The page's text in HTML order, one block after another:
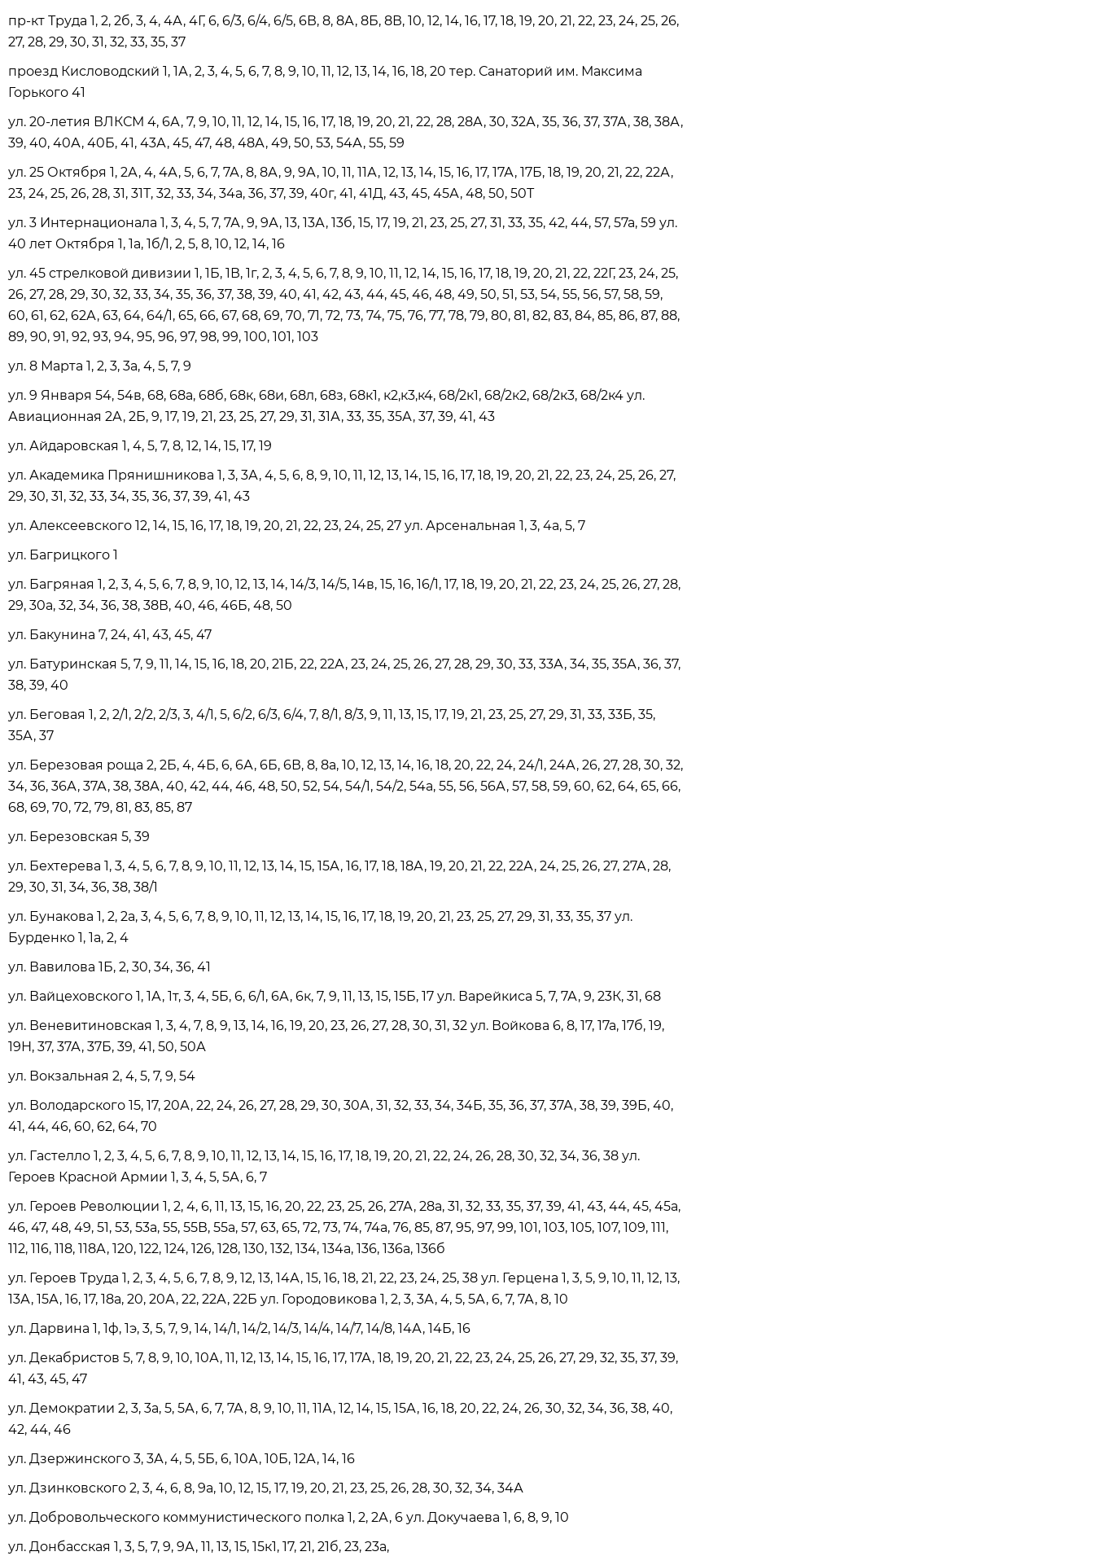
пр-кт Труда 1, 2, 2б, 3, 4, 4А, 4Г, 6, 6/3, 6/4, 6/5, 6В, 8, 8А, 8Б, 8В, 10, 12, 14, 16, 17, 18, 19, 20, 21, 22, 23, 24, 25, 26,
27, 28, 29, 30, 31, 32, 33, 35, 37
проезд Кисловодский 1, 1А, 2, 3, 4, 5, 6, 7, 8, 9, 10, 11, 12, 13, 14, 16, 18, 20 тер. Санаторий им. Максима
Горького 41
ул. 20-летия ВЛКСМ 4, 6А, 7, 9, 10, 11, 12, 14, 15, 16, 17, 18, 19, 20, 21, 22, 28, 28А, 30, 32А, 35, 36, 37, 37А, 38, 38А,
39, 40, 40А, 40Б, 41, 43А, 45, 47, 48, 48А, 49, 50, 53, 54А, 55, 59
ул. 25 Октября 1, 2А, 4, 4А, 5, 6, 7, 7А, 8, 8А, 9, 9А, 10, 11, 11А, 12, 13, 14, 15, 16, 17, 17А, 17Б, 18, 19, 20, 21, 22, 22А,
23, 24, 25, 26, 28, 31, 31Т, 32, 33, 34, 34а, 36, 37, 39, 40г, 41, 41Д, 43, 45, 45А, 48, 50, 50Т
ул. 3 Интернационала 1, 3, 4, 5, 7, 7А, 9, 9А, 13, 13А, 13б, 15, 17, 19, 21, 23, 25, 27, 31, 33, 35, 42, 44, 57, 57а, 59 ул.
40 лет Октября 1, 1а, 1б/1, 2, 5, 8, 10, 12, 14, 16
ул. 45 стрелковой дивизии 1, 1Б, 1В, 1г, 2, 3, 4, 5, 6, 7, 8, 9, 10, 11, 12, 14, 15, 16, 17, 18, 19, 20, 21, 22, 22Г, 23, 24, 25,
26, 27, 28, 29, 30, 32, 33, 34, 35, 36, 37, 38, 39, 40, 41, 42, 43, 44, 45, 46, 48, 49, 50, 51, 53, 54, 55, 56, 57, 58, 59,
60, 61, 62, 62А, 63, 64, 64/1, 65, 66, 67, 68, 69, 70, 71, 72, 73, 74, 75, 76, 77, 78, 79, 80, 81, 82, 83, 84, 85, 86, 87, 88,
89, 90, 91, 92, 93, 94, 95, 96, 97, 98, 99, 100, 101, 103
ул. 8 Марта 1, 2, 3, 3а, 4, 5, 7, 9
ул. 9 Января 54, 54в, 68, 68а, 68б, 68к, 68и, 68л, 68з, 68к1, к2,к3,к4, 68/2к1, 68/2к2, 68/2к3, 68/2к4 ул.
Авиационная 2А, 2Б, 9, 17, 19, 21, 23, 25, 27, 29, 31, 31А, 33, 35, 35А, 37, 39, 41, 43
ул. Айдаровская 1, 4, 5, 7, 8, 12, 14, 15, 17, 19
ул. Академика Прянишникова 1, 3, 3А, 4, 5, 6, 8, 9, 10, 11, 12, 13, 14, 15, 16, 17, 18, 19, 20, 21, 22, 23, 24, 25, 26, 27,
29, 30, 31, 32, 33, 34, 35, 36, 37, 39, 41, 43
ул. Алексеевского 12, 14, 15, 16, 17, 18, 19, 20, 21, 22, 23, 24, 25, 27 ул. Арсенальная 1, 3, 4а, 5, 7
ул. Багрицкого 1
ул. Багряная 1, 2, 3, 4, 5, 6, 7, 8, 9, 10, 12, 13, 14, 14/3, 14/5, 14в, 15, 16, 16/1, 17, 18, 19, 20, 21, 22, 23, 24, 25, 26, 27, 28,
29, 30а, 32, 34, 36, 38, 38В, 40, 46, 46Б, 48, 50
ул. Бакунина 7, 24, 41, 43, 45, 47
ул. Батуринская 5, 7, 9, 11, 14, 15, 16, 18, 20, 21Б, 22, 22А, 23, 24, 25, 26, 27, 28, 29, 30, 33, 33А, 34, 35, 35А, 36, 37,
38, 39, 40
ул. Беговая 1, 2, 2/1, 2/2, 2/3, 3, 4/1, 5, 6/2, 6/3, 6/4, 7, 8/1, 8/3, 9, 11, 13, 15, 17, 19, 21, 23, 25, 27, 29, 31, 33, 33Б, 35,
35А, 37
ул. Березовая роща 2, 2Б, 4, 4Б, 6, 6А, 6Б, 6В, 8, 8а, 10, 12, 13, 14, 16, 18, 20, 22, 24, 24/1, 24А, 26, 27, 28, 30, 32,
34, 36, 36А, 37А, 38, 38А, 40, 42, 44, 46, 48, 50, 52, 54, 54/1, 54/2, 54а, 55, 56, 56А, 57, 58, 59, 60, 62, 64, 65, 66,
68, 69, 70, 72, 79, 81, 83, 85, 87
ул. Березовская 5, 39
ул. Бехтерева 1, 3, 4, 5, 6, 7, 8, 9, 10, 11, 12, 13, 14, 15, 15А, 16, 17, 18, 18А, 19, 20, 21, 22, 22А, 24, 25, 26, 27, 27А, 28,
29, 30, 31, 34, 36, 38, 38/1
ул. Бунакова 1, 2, 2а, 3, 4, 5, 6, 7, 8, 9, 10, 11, 12, 13, 14, 15, 16, 17, 18, 19, 20, 21, 23, 25, 27, 29, 31, 33, 35, 37 ул.
Бурденко 1, 1а, 2, 4
ул. Вавилова 1Б, 2, 30, 34, 36, 41
ул. Вайцеховского 1, 1А, 1т, 3, 4, 5Б, 6, 6/1, 6А, 6к, 7, 9, 11, 13, 15, 15Б, 17 ул. Варейкиса 5, 7, 7А, 9, 23К, 31, 68
ул. Веневитиновская 1, 3, 4, 7, 8, 9, 13, 14, 16, 19, 20, 23, 26, 27, 28, 30, 31, 32 ул. Войкова 6, 8, 17, 17а, 17б, 19,
19Н, 37, 37А, 37Б, 39, 41, 50, 50А
ул. Вокзальная 2, 4, 5, 7, 9, 54
ул. Володарского 15, 17, 20А, 22, 24, 26, 27, 28, 29, 30, 30А, 31, 32, 33, 34, 34Б, 35, 36, 37, 37А, 38, 39, 39Б, 40,
41, 44, 46, 60, 62, 64, 70
ул. Гастелло 1, 2, 3, 4, 5, 6, 7, 8, 9, 10, 11, 12, 13, 14, 15, 16, 17, 18, 19, 20, 21, 22, 24, 26, 28, 30, 32, 34, 36, 38 ул.
Героев Красной Армии 1, 3, 4, 5, 5А, 6, 7
ул. Героев Революции 1, 2, 4, 6, 11, 13, 15, 16, 20, 22, 23, 25, 26, 27А, 28а, 31, 32, 33, 35, 37, 39, 41, 43, 44, 45, 45а,
46, 47, 48, 49, 51, 53, 53а, 55, 55В, 55а, 57, 63, 65, 72, 73, 74, 74а, 76, 85, 87, 95, 97, 99, 101, 103, 105, 107, 109, 111,
112, 116, 118, 118А, 120, 122, 124, 126, 128, 130, 132, 134, 134а, 136, 136а, 136б
ул. Героев Труда 1, 2, 3, 4, 5, 6, 7, 8, 9, 12, 13, 14А, 15, 16, 18, 21, 22, 23, 24, 25, 38 ул. Герцена 1, 3, 5, 9, 10, 11, 12, 13,
13А, 15А, 16, 17, 18а, 20, 20А, 22, 22А, 22Б ул. Городовикова 1, 2, 3, 3А, 4, 5, 5А, 6, 7, 7А, 8, 10
ул. Дарвина 1, 1ф, 1э, 3, 5, 7, 9, 14, 14/1, 14/2, 14/3, 14/4, 14/7, 14/8, 14А, 14Б, 16
ул. Декабристов 5, 7, 8, 9, 10, 10А, 11, 12, 13, 14, 15, 16, 17, 17А, 18, 19, 20, 21, 22, 23, 24, 25, 26, 27, 29, 32, 35, 37, 39,
41, 43, 45, 47
ул. Демократии 2, 3, 3а, 5, 5А, 6, 7, 7А, 8, 9, 10, 11, 11А, 12, 14, 15, 15А, 16, 18, 20, 22, 24, 26, 30, 32, 34, 36, 38, 40,
42, 44, 46
ул. Дзержинского 3, 3А, 4, 5, 5Б, 6, 10А, 10Б, 12А, 14, 16
ул. Дзинковского 2, 3, 4, 6, 8, 9а, 10, 12, 15, 17, 19, 20, 21, 23, 25, 26, 28, 30, 32, 34, 34А
ул. Добровольческого коммунистического полка 1, 2, 2А, 6 ул. Докучаева 1, 6, 8, 9, 10
ул. Донбасская 1, 3, 5, 7, 9, 9А, 11, 13, 15, 15к1, 17, 21, 21б, 23, 23а,